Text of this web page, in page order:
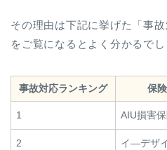
その理由は下記に挙げた「事
をご覧になるとよく分かるでし
事故対応ランキング 保
1 AIU損害
2 イ―デザ